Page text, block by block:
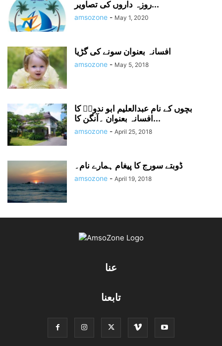
روزہ داروں کی تصاویر...
amsozone - May 1, 2020
افسانہ بعنوان سونے کی گڑیا
amsozone - May 5, 2018
بچوں کے نام عبدالعلیم ابو ندویؔ کا
افسانہ بعنوان ۔آنگن کا...
amsozone - April 25, 2018
ڈوبتے سورج کا پیغام ہمارے نام۔
amsozone - April 19, 2018
عنا
تابعنا